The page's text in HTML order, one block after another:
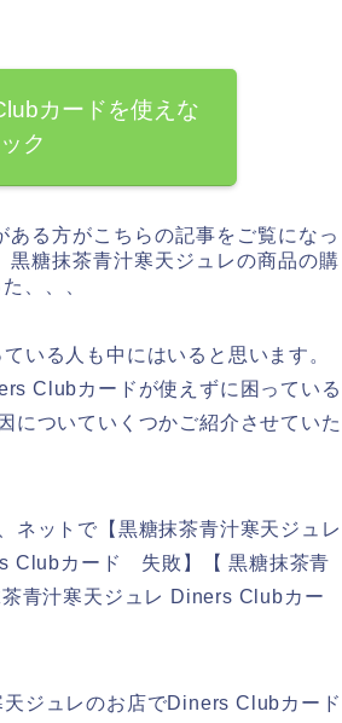
カードを使えな
ク
る方がこちらの記事をご覧になっ
糖抹茶青汁寒天ジュレの商品の購
、、、
いる人も中にはいると思います。
Clubカードが使えずに困っている
についていくつかご紹介させていた
ネットで【黒糖抹茶青汁寒天ジュレ
Clubカード 失敗】【 黒糖抹茶青
青汁寒天ジュレ Diners Clubカー
ジュレのお店でDiners Clubカード